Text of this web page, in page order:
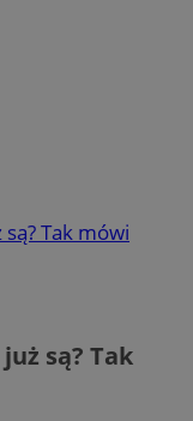
Tak mówi
są? Tak